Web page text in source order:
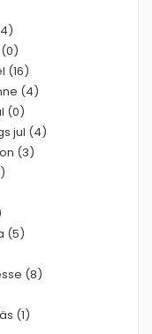
(16)
(4)
(0)
jul (4)
(3)
(5)
(8)
(1)